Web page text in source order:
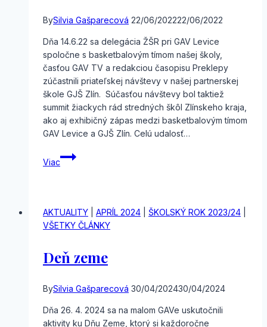
BySilvia Gašparecová 22/06/202222/06/2022
Dňa 14.6.22 sa delegácia ŽŠR pri GAV Levice
spoločne s basketbalovým tímom našej školy,
časťou GAV TV a redakciou časopisu Preklepy
zúčastnili priateľskej návštevy v našej partnerskej
škole GJŠ Zlín. Súčasťou návštevy bol taktiež
summit žiackych rád stredných škôl Zlínskeho kraja,
ako aj exhibičný zápas medzi basketbalovým tímom
GAV Levice a GJŠ Zlín. Celú udalosť…
Viac
Návšteva
partnerskej
AKTUALITY APRÍL 2024 ŠKOLSKÝ ROK 2023/24
VŠETKY ČLÁNKY
Deň zeme
BySilvia Gašparecová 30/04/202430/04/2024
Dňa 26. 4. 2024 sa na malom GAVe uskutočnili
aktivity ku Dňu Zeme, ktorý si každoročne